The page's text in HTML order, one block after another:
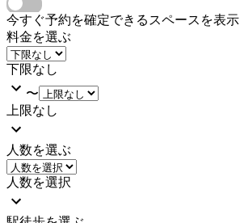
今すぐ予約を確定できるスペースを表示
料金を選ぶ
下限なし
〜
上限なし
人数を選ぶ
人数を選択